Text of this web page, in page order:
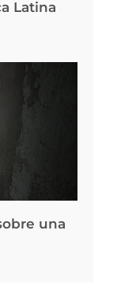
Latina
una